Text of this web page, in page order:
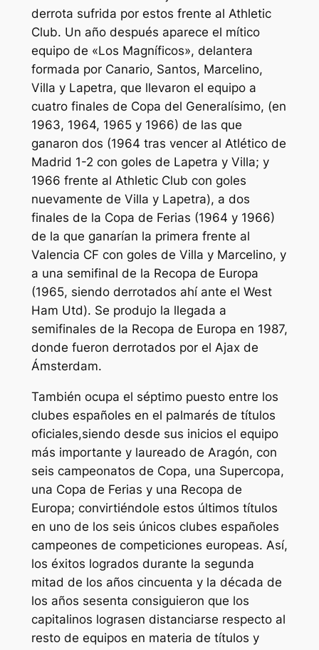
derrota sufrida por estos frente al Athletic
Club. Un año después aparece el mítico
equipo de «Los Magníficos», delantera
formada por Canario, Santos, Marcelino,
Villa y Lapetra, que llevaron el equipo a
cuatro finales de Copa del Generalísimo, (en
1963, 1964, 1965 y 1966) de las que
ganaron dos (1964 tras vencer al Atlético de
Madrid 1-2 con goles de Lapetra y Villa; y
1966 frente al Athletic Club con goles
nuevamente de Villa y Lapetra), a dos
finales de la Copa de Ferias (1964 y 1966)
de la que ganarían la primera frente al
Valencia CF con goles de Villa y Marcelino, y
a una semifinal de la Recopa de Europa
(1965, siendo derrotados ahí ante el West
Ham Utd). Se produjo la llegada a
semifinales de la Recopa de Europa en 1987,
donde fueron derrotados por el Ajax de
Ámsterdam.
También ocupa el séptimo puesto entre los
clubes españoles en el palmarés de títulos
oficiales,siendo desde sus inicios el equipo
más importante y laureado de Aragón, con
seis campeonatos de Copa, una Supercopa,
una Copa de Ferias y una Recopa de
Europa; convirtiéndole estos últimos títulos
en uno de los seis únicos clubes españoles
campeones de competiciones europeas. Así,
los éxitos logrados durante la segunda
mitad de los años cincuenta y la década de
los años sesenta consiguieron que los
capitalinos lograsen distanciarse respecto al
resto de equipos en materia de títulos y